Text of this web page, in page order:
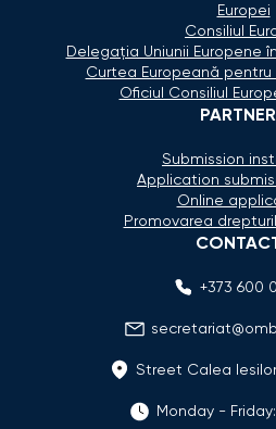
Europei
Consiliul
Delegaţia Uniunii Europene
Curtea Europeană pentru
Oficiul Consiliul
Submission
Application
Online
Promovarea
+373 600
Street Calea Iesilor
Monday -